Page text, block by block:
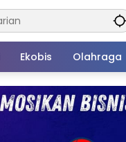
Ekobis Olahraga